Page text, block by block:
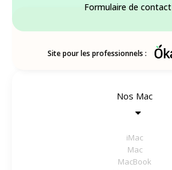
Formulaire de contact
Site pour les professionnels :
Nos Mac
iMac
Mac
MacBook